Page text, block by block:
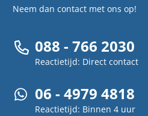
Neem dan contact met ons op!
088 - 766 2030
Reactietijd: Direct contact
06 - 4979 4818
Reactietijd: Binnen 4 uur